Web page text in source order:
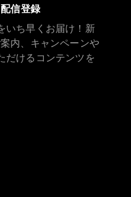
信登録
いち早くお届け！新
内、キャンペーンや
だけるコンテンツを